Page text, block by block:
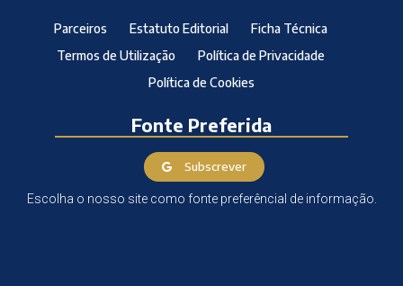
Parceiros Estatuto Editorial
Ficha Técnica
Termos de Utilização
Política de Privacidade
Política de Cookies
Fonte Preferida
Subscrever
Escolha o nosso site como fonte preferêncial de informação.